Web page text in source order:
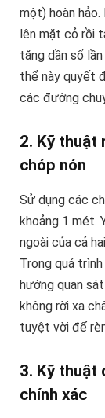
một) hoàn
lên mặt cỏ rồi
tăng dần số
thể này quyết
các đường
2. Kỹ thuật
chóp nón
Sử dụng các
khoảng 1 mét.
ngoài của cả
Trong quá
hướng quan
không rời xa
tuyệt vời để
3. Kỹ thuật
chính xác